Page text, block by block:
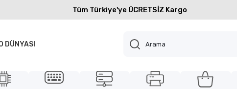
Tüm Türkiye'ye ÜCRETSİZ Kargo
DÜNYASI